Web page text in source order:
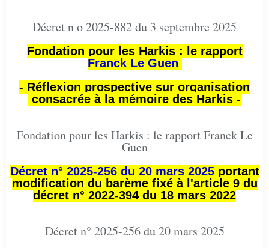
Décret n o 2025-882 du 3 septembre 2025
Fondation pour les Harkis : le rapport
Franck Le Guen
- Réflexion prospective sur organisation
consacrée à la mémoire des Harkis -
Fondation pour les Harkis : le rapport Franck Le
Guen
Décret n° 2025-256 du 20 mars 2025portant
modification du barème fixé à l'article 9 du
décret n° 2022-394 du 18 mars 2022
Décret n° 2025-256 du 20 mars 2025